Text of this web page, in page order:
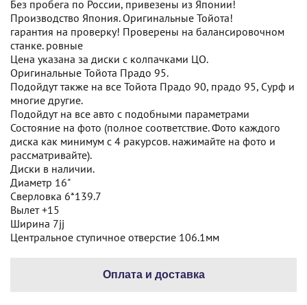
Без пробега по России, привезены из Японии!
Производство Япония. Оригинальные Тойота!
гарантия на проверку! Проверены на балансировочном
станке. ровные
Цена указана за диски с колпачками ЦО.
Оригинальные Тойота Прадо 95.
Подойдут также на все Тойота Прадо 90, прадо 95, Сурф и
многие другие.
Подойдут на все авто с подобными параметрами
Состояние на фото (полное соответствие. Фото каждого
диска как минимум с 4 ракурсов. нажимайте на фото и
рассматривайте).
Диски в наличии.
Диаметр 16"
Сверловка 6*139.7
Вылет +15
Ширина 7jj
Центральное ступичное отверстие 106.1мм
Оплата и доставка